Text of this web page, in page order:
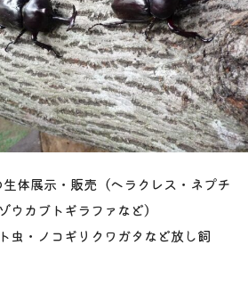
体展示・販売（ヘラクレス・ネプチ
ウカブトギラファなど）
・ノコギリクワガタなど放し飼